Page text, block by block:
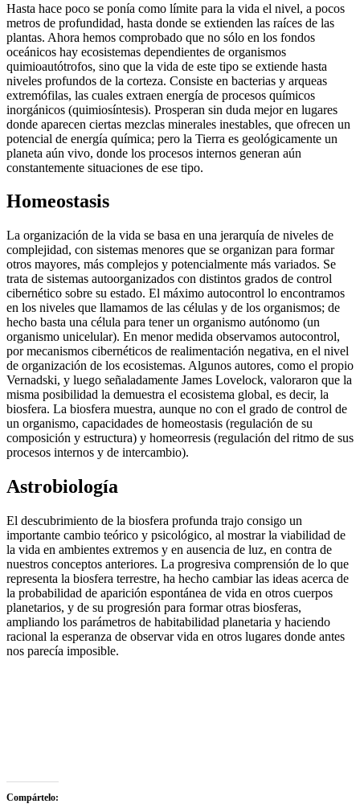
Hasta hace poco se ponía como límite para la vida el nivel, a pocos
metros de profundidad, hasta donde se extienden las raíces de las
plantas. Ahora hemos comprobado que no sólo en los fondos
oceánicos hay ecosistemas dependientes de organismos
quimioautótrofos, sino que la vida de este tipo se extiende hasta
niveles profundos de la corteza. Consiste en bacterias y arqueas
extremófilas, las cuales extraen energía de procesos químicos
inorgánicos (quimiosíntesis). Prosperan sin duda mejor en lugares
donde aparecen ciertas mezclas minerales inestables, que ofrecen un
potencial de energía química; pero la Tierra es geológicamente un
planeta aún vivo, donde los procesos internos generan aún
constantemente situaciones de ese tipo.
Homeostasis
La organización de la vida se basa en una jerarquía de niveles de
complejidad, con sistemas menores que se organizan para formar
otros mayores, más complejos y potencialmente más variados. Se
trata de sistemas autoorganizados con distintos grados de control
cibernético sobre su estado. El máximo autocontrol lo encontramos
en los niveles que llamamos de las células y de los organismos; de
hecho basta una célula para tener un organismo autónomo (un
organismo unicelular). En menor medida observamos autocontrol,
por mecanismos cibernéticos de realimentación negativa, en el nivel
de organización de los ecosistemas. Algunos autores, como el propio
Vernadski, y luego señaladamente James Lovelock, valoraron que la
misma posibilidad la demuestra el ecosistema global, es decir, la
biosfera. La biosfera muestra, aunque no con el grado de control de
un organismo, capacidades de homeostasis (regulación de su
composición y estructura) y homeorresis (regulación del ritmo de sus
procesos internos y de intercambio).
Astrobiología
El descubrimiento de la biosfera profunda trajo consigo un
importante cambio teórico y psicológico, al mostrar la viabilidad de
la vida en ambientes extremos y en ausencia de luz, en contra de
nuestros conceptos anteriores. La progresiva comprensión de lo que
representa la biosfera terrestre, ha hecho cambiar las ideas acerca de
la probabilidad de aparición espontánea de vida en otros cuerpos
planetarios, y de su progresión para formar otras biosferas,
ampliando los parámetros de habitabilidad planetaria y haciendo
racional la esperanza de observar vida en otros lugares donde antes
nos parecía imposible.
Compártelo: